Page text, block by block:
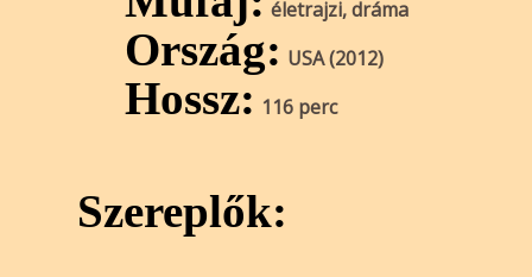
életrajzi, dráma
Ország: USA (2012)
Hossz: 116 perc
Szereplők: